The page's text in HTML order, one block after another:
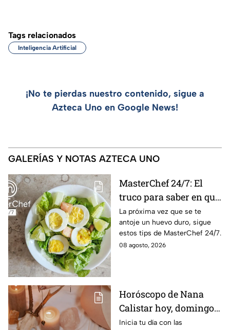
Tags relacionados
Inteligencia Artificial
¡No te pierdas nuestro contenido, sigue a
Azteca Uno en Google News!
GALERÍAS Y NOTAS AZTECA UNO
MasterChef 24/7: El
truco para saber en qué
momento está listo un
huevo cocido
La próxima vez que se te
antoje un huevo duro, sigue
estos tips de MasterChef 24/7.
08 agosto, 2026
Horóscopo de Nana
Calistar hoy, domingo 9
de agosto: estos signos
Inicia tu día con las